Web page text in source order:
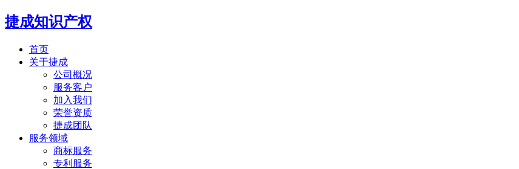
捷成知识产权
首页
关于捷成
公司概况
服务客户
加入我们
荣誉资质
捷成团队
服务领域
商标服务
专利服务